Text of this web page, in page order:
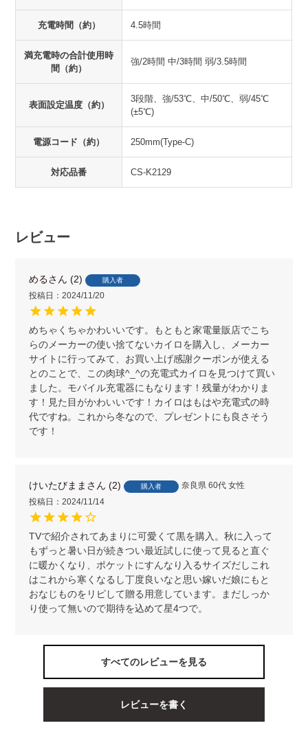
充電時間（約） 4.5時間
満充電時の合計使用時
間（約）
強/2時間 中/3時間 弱/3.5時間
表面設定温度（約）
3段階、強/53℃、中/50℃、弱/45℃
(±5℃)
電源コード（約） 250mm(Type-C)
対応品番 CS-K2129
レビュー
める 2 購入者
投稿日 2024/11/20
めちゃくちゃかわいいです。もともと家電量販店でこち
らのメーカーの使い捨てないカイロを購入し、メーカー
サイトに行ってみて、お買い上げ感謝クーポンが使える
とのことで、この肉球^_^の充電式カイロを見つけて買い
ました。モバイル充電器にもなります！残量がわかりま
す！見た目がかわいいです！カイロはもはや充電式の時
代ですね。これから冬なので、プレゼントにも良さそう
です！
けいたびまま 2 購入者 奈良県 60代 女性
投稿日
2024/11/14
TVで紹介されてあまりに可愛くて黒を購入。秋に入って
もずっと暑い日が続きつい最近試しに使って見ると直ぐ
に暖かくなり、ポケットにすんなり入るサイズだしこれ
はこれから寒くなるし丁度良いなと思い嫁いだ娘にもと
おなじものをリピして贈る用意しています。まだしっか
り使って無いので期待を込めて星4つで。
すべてのレビューを見る
レビューを書く